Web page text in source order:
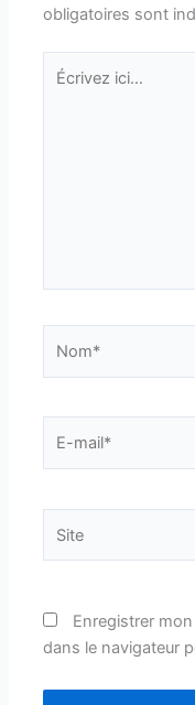
obligatoires sont
Écrivez
ici…
mail*
Enregistrer
dans le navigateur